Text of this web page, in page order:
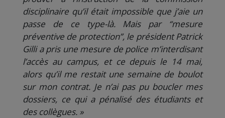
disciplinaire qu’il était impossible que j’aie un
passe de ce type-là. Mais par ‘‘mesure
préventive de protection’’, le président Patrick
Gilli a pris une mesure de police m’interdisant
l’accès au campus, et ce depuis le 14 mai,
alors qu’il me restait une semaine de boulot
sur mon contrat. Je n’ai pas pu boucler mes
dossiers, ce qui a pénalisé des étudiants et
des collègues. »